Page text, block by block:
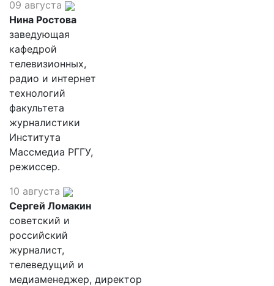
09 августа
Нина Ростова
заведующая
кафедрой
телевизионных,
радио и интернет
технологий
факультета
журналистики
Института
Массмедиа РГГУ,
режиссер.
10 августа
Сергей Ломакин
советский и
российский
журналист,
телеведущий и
медиаменеджер, директор